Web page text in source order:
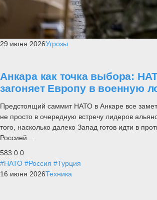
29 июня 2026Угрозы
Анкара как точка выбора:
загоняет Европу в военную
Предстоящий саммит НАТО в Анкаре все
не просто в очередную встречу лидеров
того, насколько далеко Запад готов идти в
Россией....
583 0 0
#НАТО #Россия #Турция
16 июня 2026Техника